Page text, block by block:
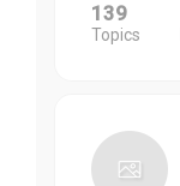
139
Topics